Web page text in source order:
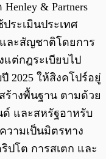
& Partners
ประเมินประเทศ
ละสัญชาติโดยการ
ต่กฎระเบียบไป
2025 ให้สิงคโปร์อยู่
างพื้นฐาน ตามด้วย
ด์ และสหรัฐอาหรับ
วามเป็นมิตรทาง
ปโต การสเตก และ